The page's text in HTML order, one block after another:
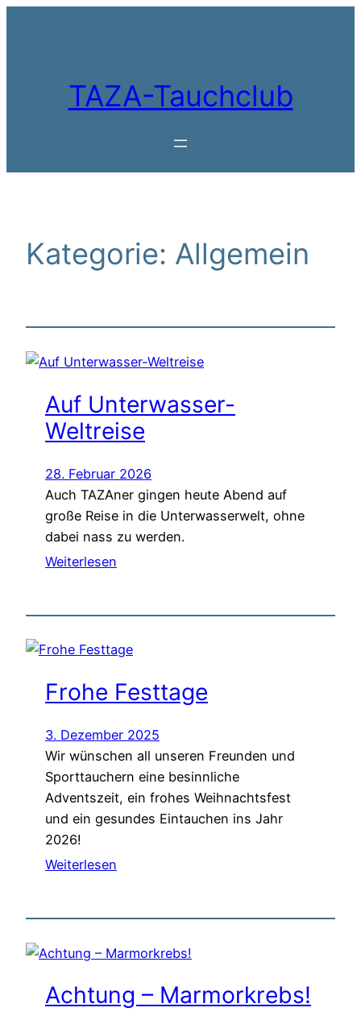
TAZA-Tauchclub
Kategorie: Allgemein
Auf Unterwasser-
Weltreise
28. Februar 2026
Auch TAZAner gingen heute Abend auf
große Reise in die Unterwasserwelt, ohne
dabei nass zu werden.
Weiterlesen
Frohe Festtage
3. Dezember 2025
Wir wünschen all unseren Freunden und
Sporttauchern eine besinnliche
Adventszeit, ein frohes Weihnachtsfest
und ein gesundes Eintauchen ins Jahr
2026!
Weiterlesen
Achtung – Marmorkrebs!